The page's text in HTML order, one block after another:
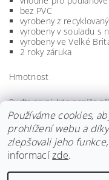
bez PVC
vyrobeny z
vyrobeny v souladu s
vyrobeny ve Velké
2 roky záruka
Hmotnost
Buďte první, kdo napíše
Přidat komentář
Používáme cookies,
prohlížení webu a
zlepšovali jeho
informacízde.